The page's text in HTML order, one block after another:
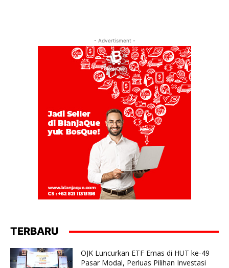
- Advertisment -
TERBARU
OJK Luncurkan ETF Emas di HUT ke-49
Pasar Modal, Perluas Pilihan Investasi